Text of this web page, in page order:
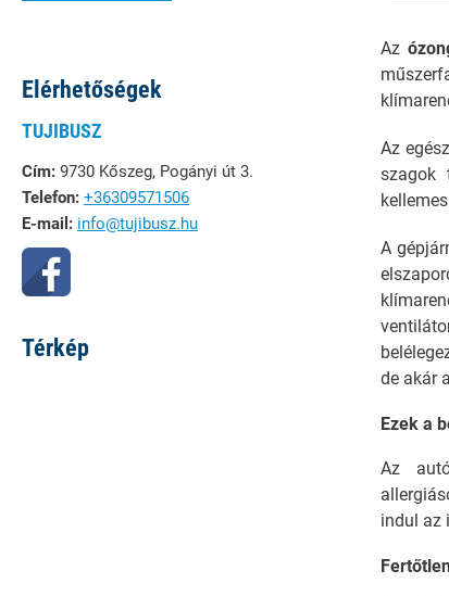
Elérhetőségek
TUJIBUSZ
Cím: 9730 Kőszeg, Pogányi út 3.
Telefon: +36309571506
E-mail: info@tujibusz.hu
Térkép
Az
Az
szagok
A
de akár
Ezek a
Az
indul az